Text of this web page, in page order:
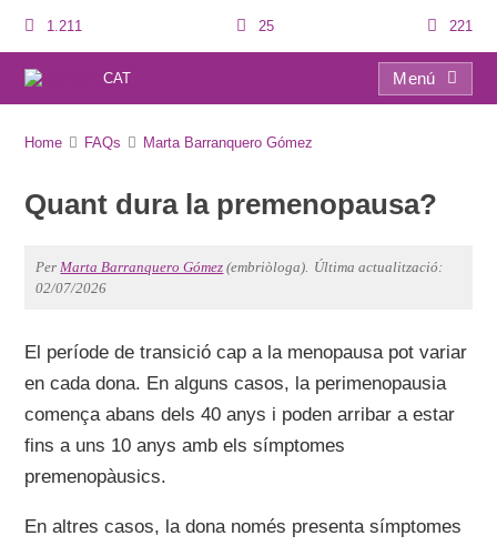
1.211 25 221
CAT
Menú
Home FAQs Marta Barranquero Gómez
Quant dura la premenopausa?
PerMarta Barranquero Gómez (embriòloga). Última actualització:
02/07/2026
El període de transició cap a la menopausa pot variar
en cada dona. En alguns casos, la perimenopausia
comença abans dels 40 anys i poden arribar a estar
fins a uns 10 anys amb els símptomes
premenopàusics.
En altres casos, la dona només presenta símptomes